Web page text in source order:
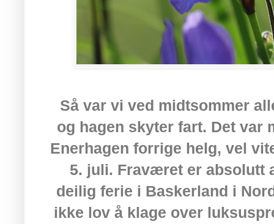
Så var vi ved midtsommer
og hagen skyter fart. Det var
Enerhagen forrige helg, vel
5. juli. Fraværet er absolutt
deilig ferie i Baskerland i
ikke lov å klage over